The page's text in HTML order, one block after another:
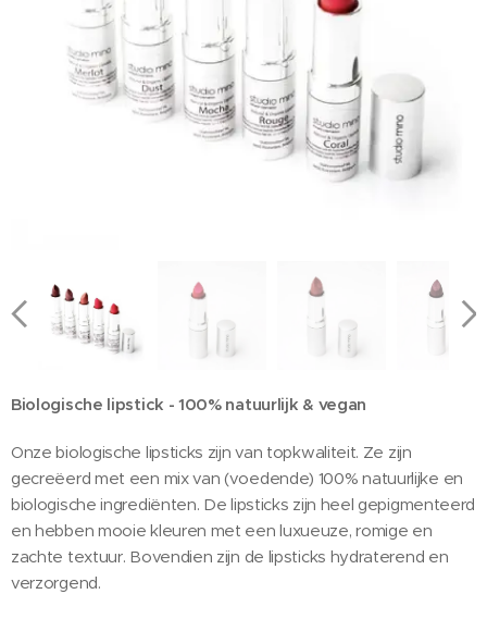
Biologische lipstick - 100% natuurlijk & vegan
Onze biologische lipsticks zijn van topkwaliteit. Ze zijn
gecreëerd met een mix van (voedende) 100% natuurlijke en
biologische ingrediënten. De lipsticks zijn heel gepigmenteerd
en hebben mooie kleuren met een luxueuze, romige en
zachte textuur. Bovendien zijn de lipsticks hydraterend en
verzorgend.